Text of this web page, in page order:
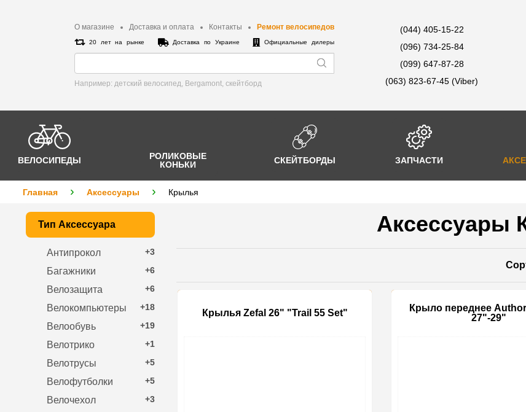
О магазине Доставка и оплата Контакты Ремонт велосипедов
20 лет на рынке Доставка по Украине Официальные дилеры
Например: детский велосипед, Bergamont, cкейтборд
(044) 405-15-22
(096) 734-25-84
(099) 647-87-28
(063) 823-67-45 (Viber)
ВЕЛОСИПЕДЫ
РОЛИКОВЫЕ
КОНЬКИ
СКЕЙТБОРДЫ ЗАПЧАСТИ
Главная Аксессуары Крылья
Аксессуары
Крылья Zefal 26" "Trail 55 Set"
Крыло переднее
27"-29"
Тип Аксессуара
+3
Антипрокол
+6
Багажники
+6
Велозащита
+18
Велокомпьютеры
+19
Велообувь
+1
Велотрико
+5
Велотрусы
+5
Велофутболки
+3
Велочехол